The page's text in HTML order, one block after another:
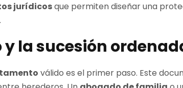
jurídicosque permiten diseñar una
y la sucesión
válido es el primer paso. Este